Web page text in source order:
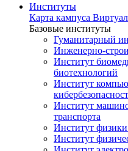
Институты
Карта кампуса
Базовые институты
Гуманитарный
Инженерно-
Институт
биотехнологий
Институт
Институт
транспорта
Институт
Институт